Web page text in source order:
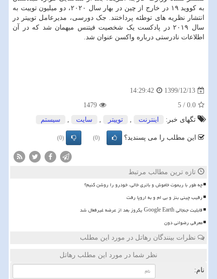
به کووید ۱۹ در خارج از چین در بهار سال ۲۰۲۰، دو میلیون توییت به
انتشار نظریه های توطئه پرداختند. جک دورسی، مدیرعامل توییتر در
سال ۲۰۱۹ در پادکست یک شخصیت فیتنس میهمان شد که در آن
اطلاعات نادرستی درباره واکسن عنوان شد.
1399/12/13
14:29:42
0.0
/
5
1479
تگهای خبر:
اینترنت , توییتر , سایت , سیستم
این مطلب را می پسندید؟ (0)
(0)
تازه ترین مطالب مرتبط
چه طور با ریموت خاموش و باتری خالی، خودرو را روشن کنیم؟
رقیب چینی بنز و بی ام و به اروپا رفت
قابلیت جنجالی Google Earth یکروز بعد از عرضه غیرفعال شد
معرفی رضوانی دون
نظرات بینندگان رهاتل در مورد این مطلب
نظر شما در مورد این مطلب رهاتل
نام: